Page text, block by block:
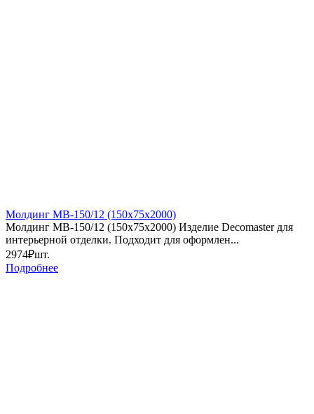
Молдинг МВ-150/12 (150х75х2000)
Молдинг МВ-150/12 (150х75х2000) Изделие Decomaster для
интерьерной отделки. Подходит для оформлен...
2974₽шт.
Подробнее